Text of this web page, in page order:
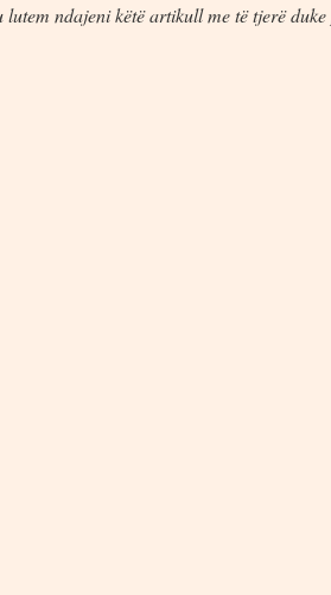
ndajeni këtë artikull me të tjerë